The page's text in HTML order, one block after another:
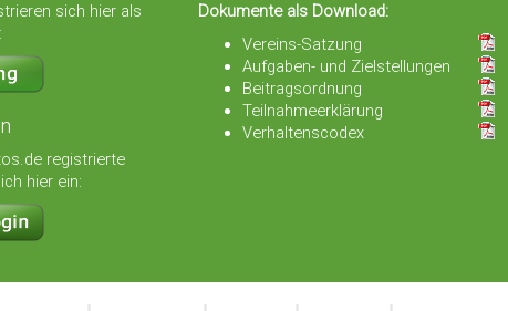
sich hier als
registrierte
hier ein:
Dokumente als Download:
Vereins-Satzung
Aufgaben- und Zielstellungen
Beitragsordnung
Teilnahmeerklärung
Verhaltenscodex